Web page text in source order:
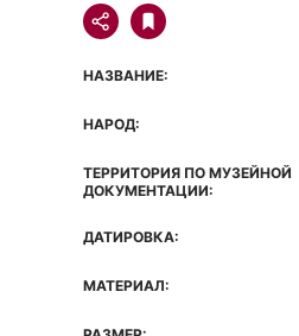
НАЗВАНИЕ:
НАРОД:
ТЕРРИТОРИЯ ПО МУЗЕЙНОЙ
ДОКУМЕНТАЦИИ:
ДАТИРОВКА:
МАТЕРИАЛ: